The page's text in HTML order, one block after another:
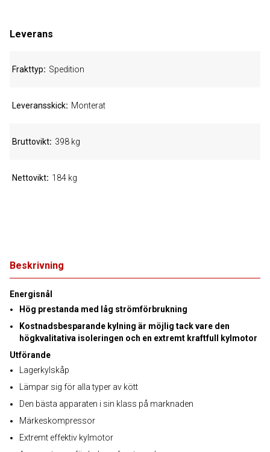
Beskrivning
Energisnål
Hög prestanda med låg strömförbrukning
Kostnadsbesparande kylning är möjlig tack vare den
högkvalitativa isoleringen och en extremt kraftfull kylmotor
Utförande
Lagerkylskåp
Lämpar sig för alla typer av kött
Den bästa apparaten i sin klass på marknaden
Märkeskompressor
Extremt effektiv kylmotor
Leverans
Frakttyp Spedition
Leveransskick Monterat
Bruttovikt 398 kg
Nettovikt 184 kg